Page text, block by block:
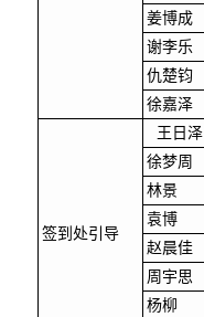
姜博成
谢李乐
仇楚钧
徐嘉泽
签到处引导
王日泽
徐梦周
林景
袁博
赵晨佳
周宇思
杨柳